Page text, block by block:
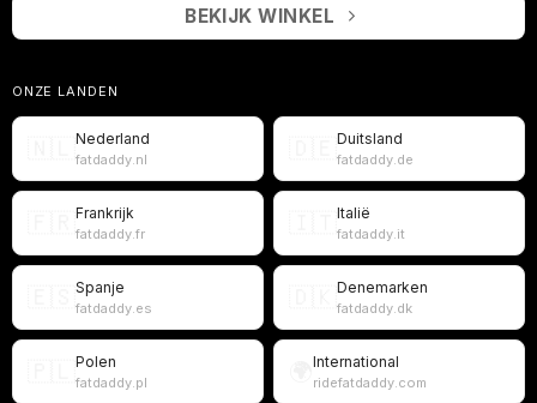
BEKIJK WINKEL
ONZE LANDEN
Nederland
fatdaddy.nl
Duitsland
fatdaddy.de
Frankrijk
fatdaddy.fr
Italië
fatdaddy.it
Spanje
fatdaddy.es
Denemarken
fatdaddy.dk
Polen
fatdaddy.pl
International
ridefatdaddy.com